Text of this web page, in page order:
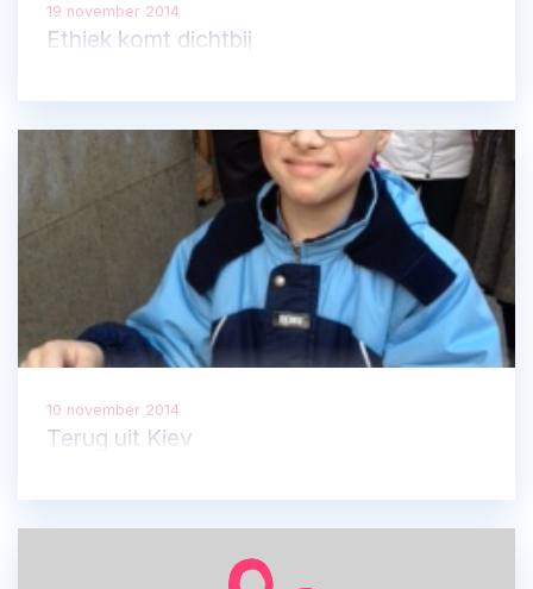
19 november 2014
Ethiek komt dichtbij
10 november 2014
Terug uit Kiev